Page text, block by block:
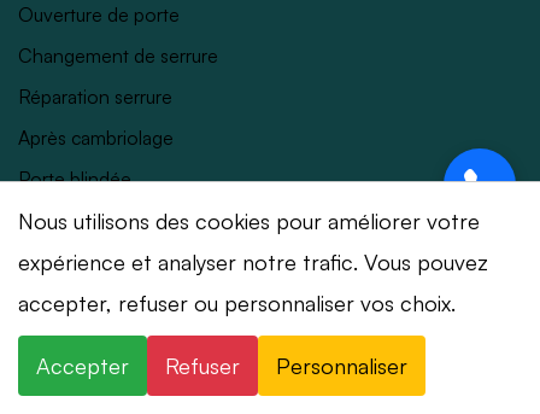
Ouverture de porte
Changement de serrure
Réparation serrure
Après cambriolage
Porte blindée
Blindage de porte
Serrure multipoints
Coffre-fort
Serrure connectée
Serrurier 24h/24
Nous utilisons des cookies pour améliorer votre
expérience et analyser notre trafic. Vous pouvez
accepter, refuser ou personnaliser vos choix.
Accepter Refuser Personnaliser
⚡ Intervention en 20 min· 24h/24 · 7j/7 ·
Devis gratuit
+41 78 319 32 82
WhatsApp